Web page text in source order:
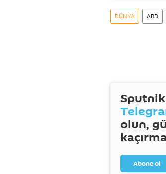
DÜNYA ABD
olun,
Abone ol